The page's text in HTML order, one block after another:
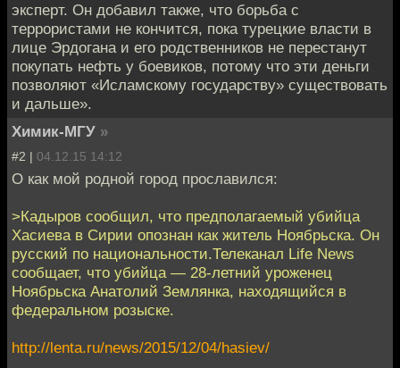
эксперт. Он добавил также, что борьба с
террористами не кончится, пока турецкие власти в
лице Эрдогана и его родственников не перестанут
покупать нефть у боевиков, потому что эти деньги
позволяют «Исламскому государству» существовать
и дальше».
Химик-МГУ »
#2 | 04.12.15 14:12
О как мой родной город прославился:
>Кадыров сообщил, что предполагаемый убийца
Хасиева в Сирии опознан как житель Ноябрьска. Он
русский по национальности.Телеканал Life News
сообщает, что убийца — 28-летний уроженец
Ноябрьска Анатолий Землянка, находящийся в
федеральном розыске.
http://lenta.ru/news/2015/12/04/hasiev/